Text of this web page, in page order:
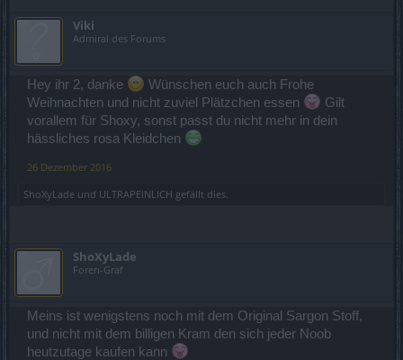
Viki
Admiral des Forums
Hey ihr 2, danke
Wünschen euch auch Frohe
Weihnachten und nicht zuviel Plätzchen essen
Gilt
vorallem für Shoxy, sonst passt du nicht mehr in dein
hässliches rosa Kleidchen
26 Dezember 2016
ShoXyLade und ULTRAPEINLICH gefällt dies.
ShoXyLade
Foren-Graf
Meins ist wenigstens noch mit dem Original Sargon Stoff,
und nicht mit dem billigen Kram den sich jeder Noob
heutzutage kaufen kann